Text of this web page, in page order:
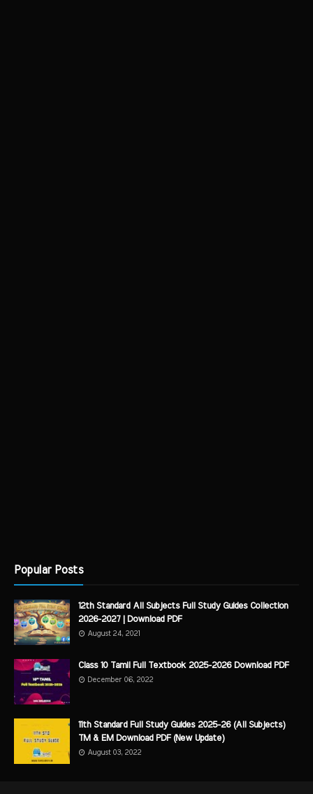
Popular Posts
12th Standard All Subjects Full Study Guides Collection
2026-2027 | Download PDF
August 24, 2021
Class 10 Tamil Full Textbook 2025-2026 Download PDF
December 06, 2022
11th Standard Full Study Guides 2025-26 (All Subjects)
TM & EM Download PDF (New Update)
August 03, 2022